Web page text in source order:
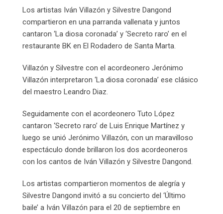
Los artistas Iván Villazón y Silvestre Dangond
compartieron en una parranda vallenata y juntos
cantaron ‘La diosa coronada’ y ‘Secreto raro’ en el
restaurante BK en El Rodadero de Santa Marta.
Villazón y Silvestre con el acordeonero Jerónimo
Villazón interpretaron ‘La diosa coronada’ ese clásico
del maestro Leandro Diaz.
Seguidamente con el acordeonero Tuto López
cantaron ‘Secreto raro’ de Luis Enrique Martínez y
luego se unió Jerónimo Villazón, con un maravilloso
espectáculo donde brillaron los dos acordeoneros
con los cantos de Iván Villazón y Silvestre Dangond.
Los artistas compartieron momentos de alegría y
Silvestre Dangond invitó a su concierto del ‘Último
baile’ a Iván Villazón para el 20 de septiembre en